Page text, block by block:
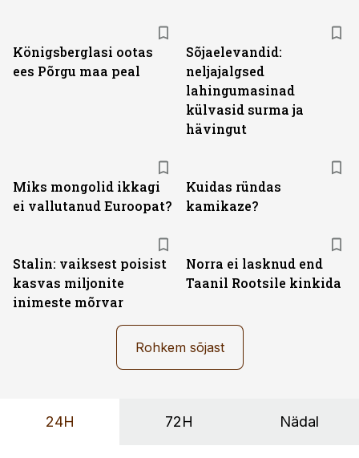
Königsberglasi ootas
ees Põrgu maa peal
Sõjaelevandid:
neljajalgsed
lahingumasinad
külvasid surma ja
hävingut
Miks mongolid ikkagi
ei vallutanud Euroopat?
Kuidas ründas
kamikaze?
Stalin: vaiksest poisist
kasvas miljonite
inimeste mõrvar
Norra ei lasknud end
Taanil Rootsile kinkida
Rohkem sõjast
24H 72H Nädal